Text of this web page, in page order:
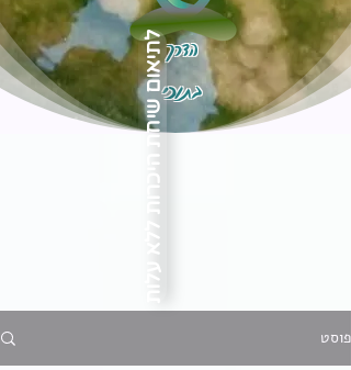
הדרך
בתוכילתיאום שיחת היכרות ללא עלות
פוסט